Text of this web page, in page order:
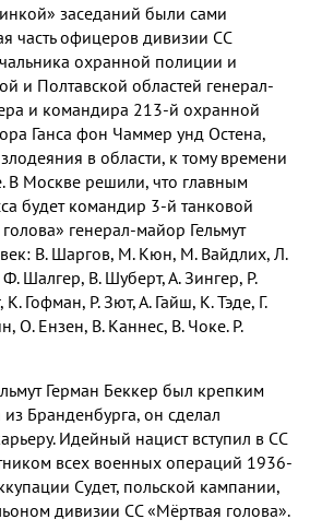
заседаний были сами
часть офицеров дивизии СС
охранной полиции и
и Полтавской областей генерал-
и командира 213-й охранной
Ганса фон Чаммер унд Остена,
в области, к тому времени
В Москве решили, что главным
будет командир 3-й танковой
генерал-майор Гельмут
В. Шаргов, М. Кюн, М. Вайдлих, Л.
Шалгер, В. Шуберт, А. Зингер, Р.
Гофман, Р. Зют, А. Гайш, К. Тэде, Г.
О. Ензен, В. Каннес, В. Чоке. Р.
Герман Беккер был крепким
Бранденбурга, он сделал
Идейный нацист вступил в СС
всех военных операций 1936-
Судет, польской кампании,
дивизии СС «Мёртвая голова».